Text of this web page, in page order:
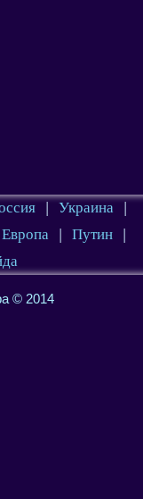
| Украина
|
Европа | Путин
|
© 2014